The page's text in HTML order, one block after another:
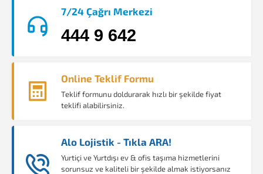
7/24 Çağrı Merkezi
444 9 642
Online Teklif Formu
Teklif formunu doldurarak hızlı bir şekilde fiyat
teklifi alabilirsiniz.
Alo Lojistik - Tıkla ARA!
Yurtiçi ve Yurtdışı ev & ofis taşıma hizmetlerini
sorunsuz ve kaliteli bir şekilde almak istiyorsanız